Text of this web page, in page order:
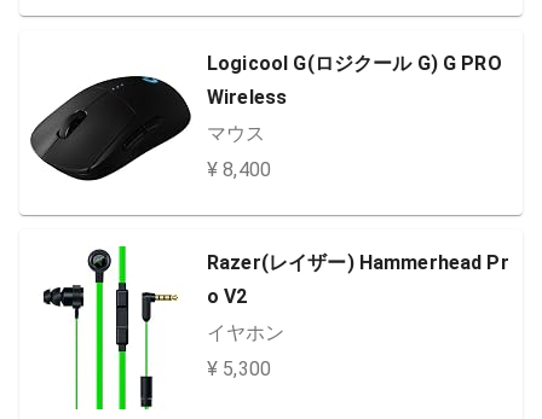
Logicool G(ロジクール G) G PRO
Wireless
マウス
¥ 8,400
Razer(レイザー) Hammerhead Pr
o V2
イヤホン
¥ 5,300